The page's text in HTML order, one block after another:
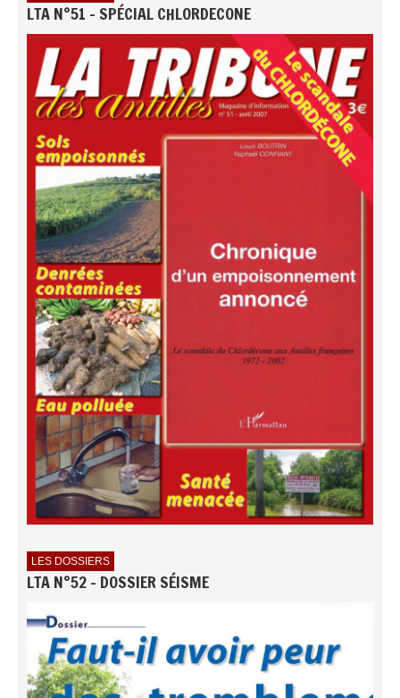
LTA N°51 - SPÉCIAL CHLORDECONE
LES DOSSIERS
LTA N°52 - DOSSIER SÉISME